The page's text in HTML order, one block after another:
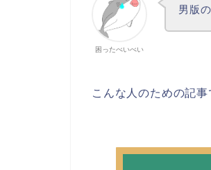
困ったべいべい
男版
こんな人のための記事